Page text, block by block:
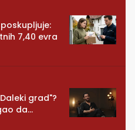
7,40 evra
grad"?
da